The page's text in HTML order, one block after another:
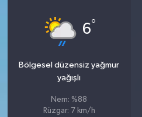
6°
Bölgesel düzensiz yağmur
yağışlı
Nem: %88
Rüzgar: 7 km/h